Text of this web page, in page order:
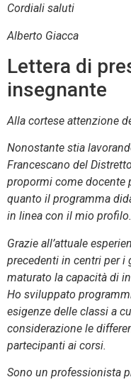
Cordiali saluti
Alberto Giacca
Lettera di
insegnante
Alla cortese attenzione
Nonostante stia
Francescano del
propormi come docente
quanto il programma
in linea con il mio profilo.
Grazie all’attuale
precedenti in centri per i
maturato la capacità di
Ho sviluppato
esigenze delle classi a
considerazione le
partecipanti ai corsi.
Sono un professionista